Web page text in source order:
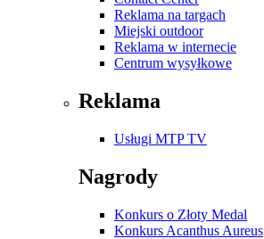
Reklama na targach
Miejski outdoor
Reklama w internecie
Centrum wysyłkowe
Reklama
Usługi MTP TV
Nagrody
Konkurs o Złoty Medal
Konkurs Acanthus Aureus